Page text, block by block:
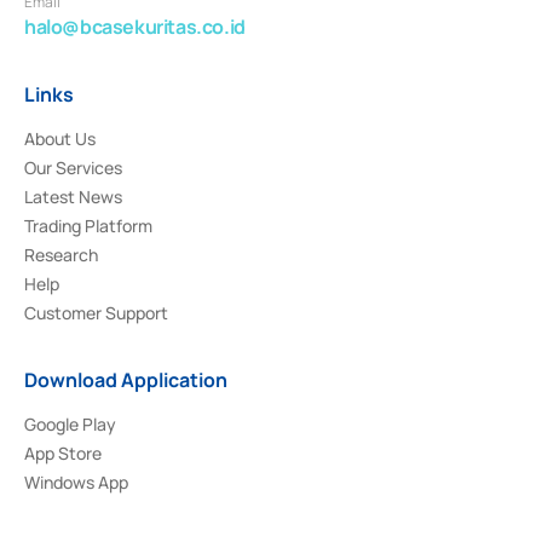
halo@bcasekuritas.co.id
Links
About Us
Our Services
Latest News
Trading Platform
Research
Help
Customer Support
Download Application
Google Play
App Store
Windows App